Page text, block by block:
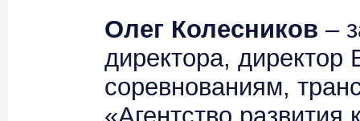
Олег Колесников –
директора, директор
соревнованиям,